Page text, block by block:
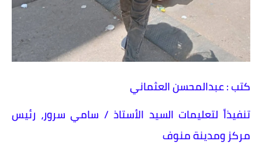
كتب : عبدالمحسن العثماني
تنفيذاً لتعليمات السيد الأستاذ / سامي سرور، رئيس
مركز ومدينة منوف